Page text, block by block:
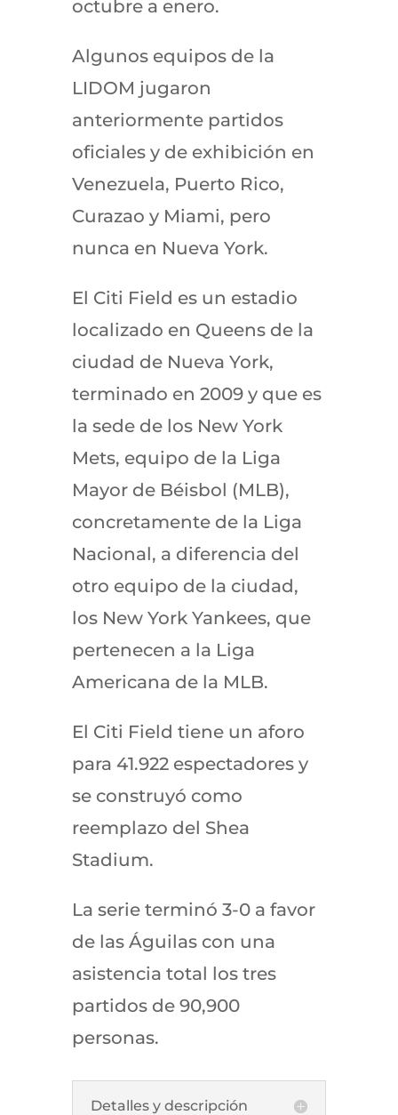
octubre a enero.
Algunos equipos de la
LIDOM jugaron
anteriormente partidos
oficiales y de exhibición en
Venezuela, Puerto Rico,
Curazao y Miami, pero
nunca en Nueva York.
El Citi Field es un estadio
localizado en Queens de la
ciudad de Nueva York,
terminado en 2009 y que es
la sede de los New York
Mets, equipo de la Liga
Mayor de Béisbol (MLB),
concretamente de la Liga
Nacional, a diferencia del
otro equipo de la ciudad,
los New York Yankees, que
pertenecen a la Liga
Americana de la MLB.
El Citi Field tiene un aforo
para 41.922 espectadores y
se construyó como
reemplazo del Shea
Stadium.
La serie terminó 3-0 a favor
de las Águilas con una
asistencia total los tres
partidos de 90,900
personas.
Detalles y descripción